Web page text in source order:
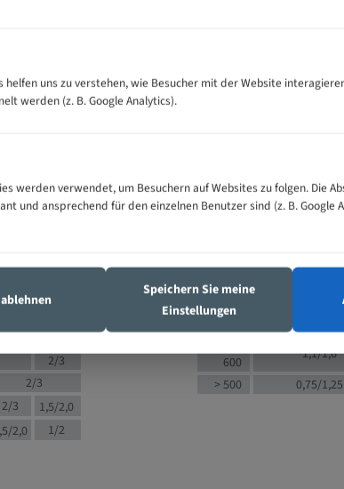
300
500
4/6
4/6
4/5
4/5
2/3
2/3
2/3
1,5/2,0
2,0 1/2
M (mm)
Zähne pro
Zoll
35 - 70
5/8
130 -
350
150 -
600
1,1/1,6
> 500
0,75/1,25
helfen uns zu verstehen, wie Besucher mit der Website
werden (z. B. Google Analytics).
werden verwendet, um Besuchern auf Websites zu folgen. Die
und ansprechend für den einzelnen Benutzer sind (z. B. Google
Speichern Sie meine
Einstellungen